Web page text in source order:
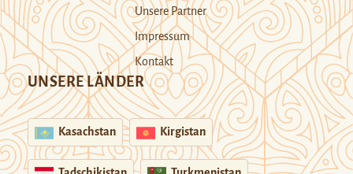
Unsere Partner
Impressum
Kontakt
UNSERE LÄNDER
Kasachstan Kirgistan